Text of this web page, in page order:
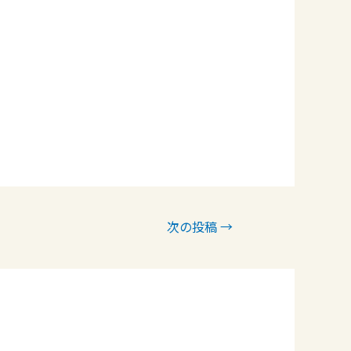
次の投稿→